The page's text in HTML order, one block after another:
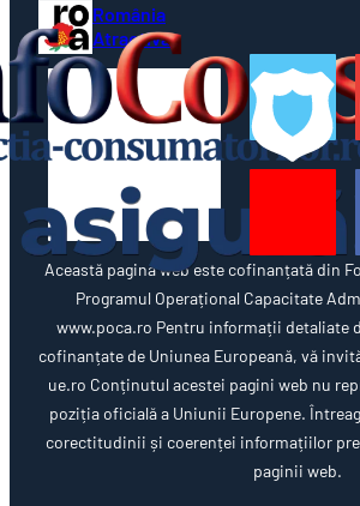
România
Atractivă
Această pagină web este cofinanțată din
Programul Operațional Capacitate
www.poca.ro Pentru informații detaliate
cofinanțate de Uniunea Europeană, vă
ue.ro Conținutul acestei pagini web nu
poziția oficială a Uniunii Europene.
corectitudinii și coerenței informațiilor
paginii web.